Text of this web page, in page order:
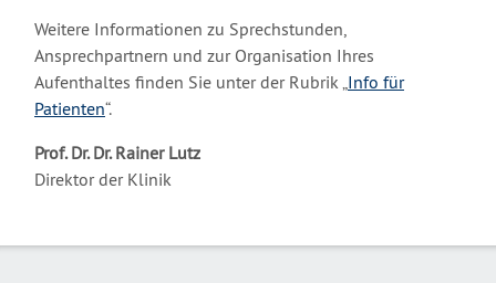
Weitere Informationen zu Sprechstunden,
Ansprechpartnern und zur Organisation Ihres
Aufenthaltes finden Sie unter der Rubrik „Info für
Patienten“.
Prof. Dr. Dr. Rainer Lutz
Direktor der Klinik